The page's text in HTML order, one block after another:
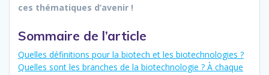
ces thématiques d’avenir !
Sommaire de l’article
Quelles définitions pour la biotech et les biotechnologies ?
Quelles sont les branches de la biotechnologie ? À chaque